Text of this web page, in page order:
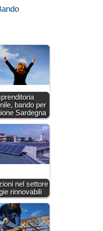
bando per
Sardegna
nel settore
rinnovabili